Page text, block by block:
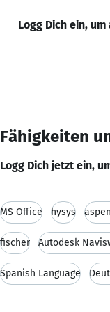
Logg Dich ein,
Fähigkeiten
Logg Dich jetzt ein,
MS Office hysys
fischer Autodesk
Spanish Language